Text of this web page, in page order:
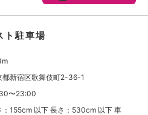
駐車場
都新宿区歌舞伎町2-36-1
〜23:00
：155cm 以下 長さ：530cm 以下 車